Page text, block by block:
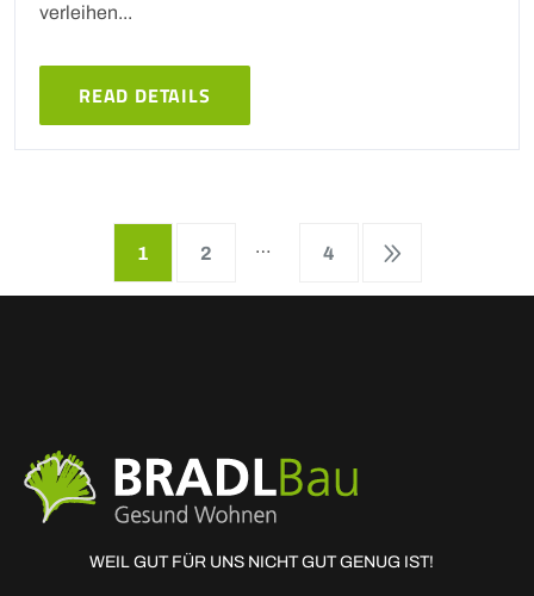
verleihen...
READ DETAILS
1 2 … 4
WEIL GUT FÜR UNS NICHT GUT GENUG IST!